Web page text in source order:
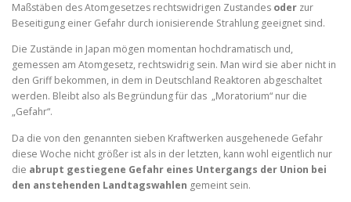
Maßstäben des Atomgesetzes rechtswidrigen Zustandes oder zur
Beseitigung einer Gefahr durch ionisierende Strahlung geeignet sind.
Die Zustände in Japan mögen momentan hochdramatisch und,
gemessen am Atomgesetz, rechtswidrig sein. Man wird sie aber nicht in
den Griff bekommen, in dem in Deutschland Reaktoren abgeschaltet
werden. Bleibt also als Begründung für das „Moratorium“ nur die
„Gefahr“.
Da die von den genannten sieben Kraftwerken ausgehenede Gefahr
diese Woche nicht größer ist als in der letzten, kann wohl eigentlich nur
die abrupt gestiegene Gefahr eines Untergangs der Union bei
den anstehenden Landtagswahlen gemeint sein.